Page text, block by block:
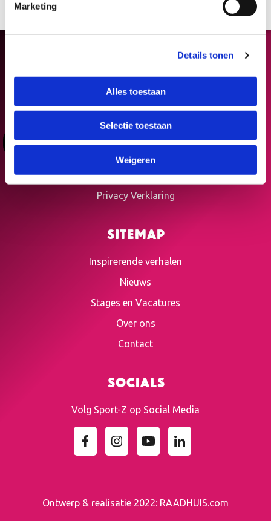
Marketing
Details tonen
Alles toestaan
Selectie toestaan
Weigeren
Deelnemers Organisaties
Algemene voorwaarden
Privacy Verklaring
Sitemap
Inspirerende verhalen
Nieuws
Stages en Vacatures
Over ons
Contact
Socials
Volg Sport-Z op Social Media
Ontwerp & realisatie 2022: RAADHUIS.com